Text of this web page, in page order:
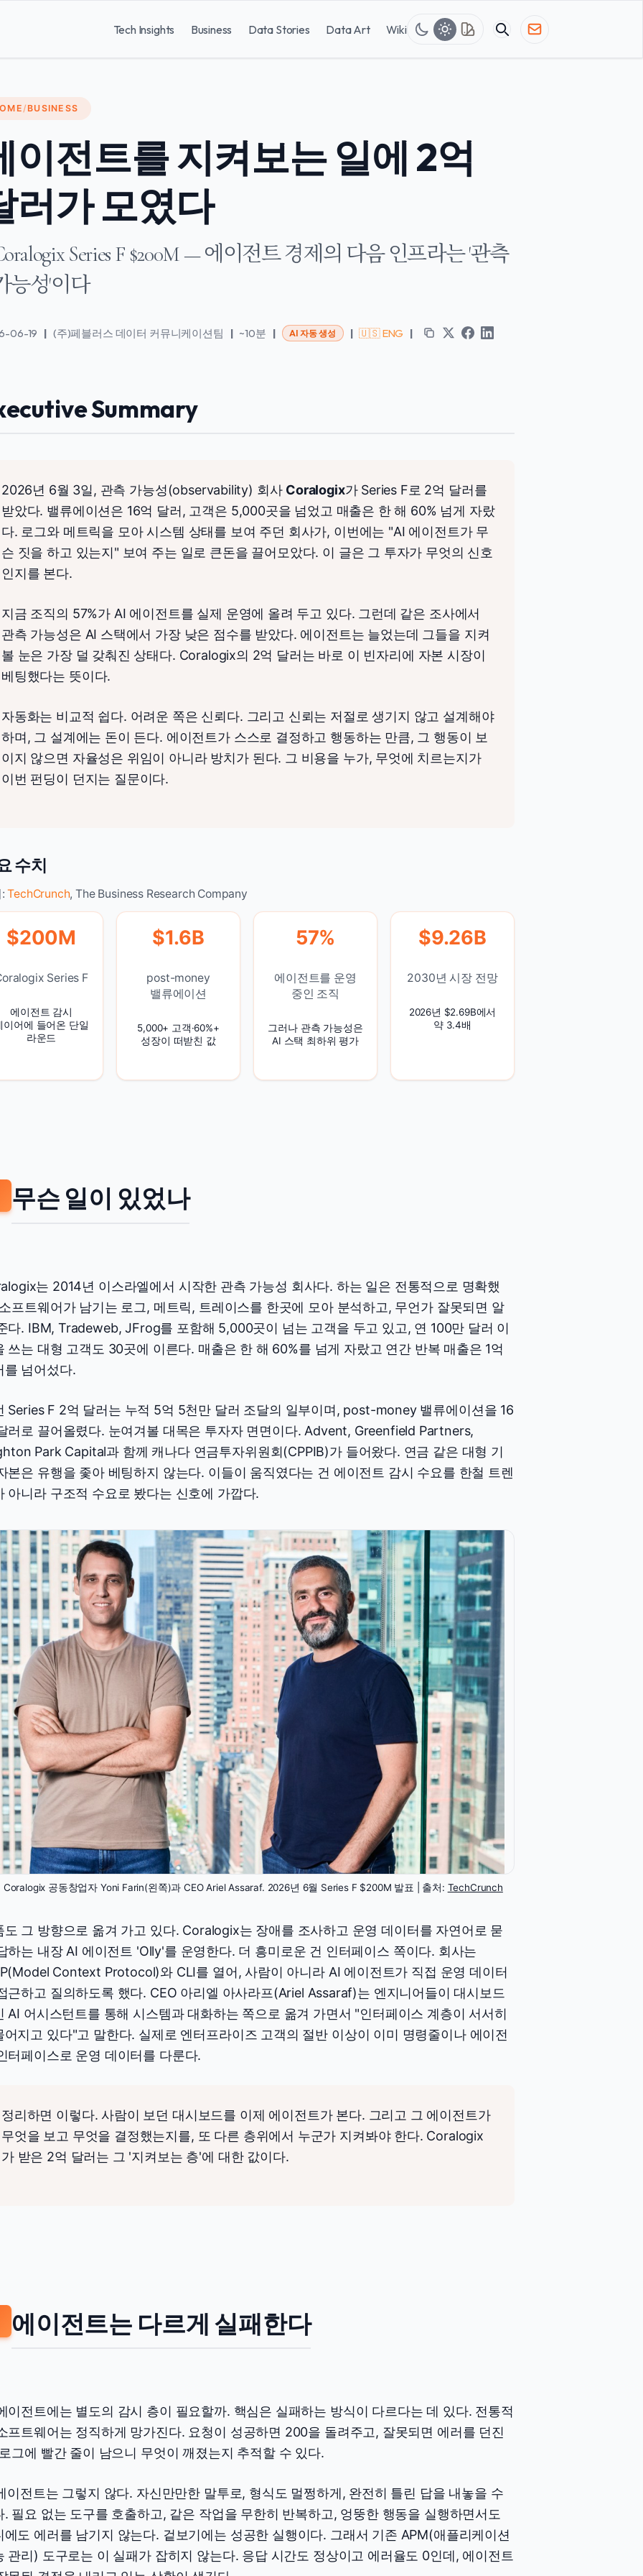
Tech Insights Business Data Stories Data Art Wiki
/BUSINESS
이전트를 지켜보는 일에 2억
러가 모였다
Series F $200M — 에이전트 경제의 다음 인프라는 '관측
능성'이다
06-19 | (주)페블러스 데이터 커뮤니케이션팀 | ~10분 | AI 자동 생성 | 🇺🇸 ENG |
Summary
2026년 6월 3일, 관측 가능성(observability) 회사 Coralogix가 Series F로 2억 달러를
받았다. 밸류에이션은 16억 달러, 고객은 5,000곳을 넘었고 매출은 한 해 60% 넘게 자랐
다. 로그와 메트릭을 모아 시스템 상태를 보여 주던 회사가, 이번에는 "AI 에이전트가 무
슨 짓을 하고 있는지" 보여 주는 일로 큰돈을 끌어모았다. 이 글은 그 투자가 무엇의 신호
인지를 본다.
지금 조직의 57%가 AI 에이전트를 실제 운영에 올려 두고 있다. 그런데 같은 조사에서
관측 가능성은 AI 스택에서 가장 낮은 점수를 받았다. 에이전트는 늘었는데 그들을 지켜
볼 눈은 가장 덜 갖춰진 상태다. Coralogix의 2억 달러는 바로 이 빈자리에 자본 시장이
베팅했다는 뜻이다.
자동화는 비교적 쉽다. 어려운 쪽은 신뢰다. 그리고 신뢰는 저절로 생기지 않고 설계해야
하며, 그 설계에는 돈이 든다. 에이전트가 스스로 결정하고 행동하는 만큼, 그 행동이 보
이지 않으면 자율성은 위임이 아니라 방치가 된다. 그 비용을 누가, 무엇에 치르는지가
이번 펀딩이 던지는 질문이다.
수치
:TechCrunch, The Business Research Company
$200M
Series F
에이전트 감시
이어에 들어온 단일
라운드
$1.6B
post-money
밸류에이션
5,000+ 고객·60%+
성장이 떠받친 값
57%
에이전트를 운영
중인 조직
그러나 관측 가능성은
AI 스택 최하위 평가
$9.26B
2030년 시장 전망
2026년 $2.69B에서
약 3.4배
무슨 일이 있었나
는 2014년 이스라엘에서 시작한 관측 가능성 회사다. 하는 일은 전통적으로 명확했
프트웨어가 남기는 로그, 메트릭, 트레이스를 한곳에 모아 분석하고, 무언가 잘못되면 알
다. IBM, Tradeweb, JFrog를 포함해 5,000곳이 넘는 고객을 두고 있고, 연 100만 달러 이
쓰는 대형 고객도 30곳에 이른다. 매출은 한 해 60%를 넘게 자랐고 연간 반복 매출은 1억
를 넘어섰다.
Series F 2억 달러는 누적 5억 5천만 달러 조달의 일부이며, post-money 밸류에이션을 16
러로 끌어올렸다. 눈여겨볼 대목은 투자자 면면이다. Advent, Greenfield Partners,
Park Capital과 함께 캐나다 연금투자위원회(CPPIB)가 들어왔다. 연금 같은 대형 기
본은 유행을 좇아 베팅하지 않는다. 이들이 움직였다는 건 에이전트 감시 수요를 한철 트렌
아니라 구조적 수요로 봤다는 신호에 가깝다.
공동창업자 Yoni Farin(왼쪽)과 CEO Ariel Assaraf. 2026년 6월 Series F $200M 발표 | 출처: TechCrunch
도 그 방향으로 옮겨 가고 있다. Coralogix는 장애를 조사하고 운영 데이터를 자연어로 묻
하는 내장 AI 에이전트 'Olly'를 운영한다. 더 흥미로운 건 인터페이스 쪽이다. 회사는
Context Protocol)와 CLI를 열어, 사람이 아니라 AI 에이전트가 직접 운영 데이터
근하고 질의하도록 했다. CEO 아리엘 아사라프(Ariel Assaraf)는 엔지니어들이 대시보드
AI 어시스턴트를 통해 시스템과 대화하는 쪽으로 옮겨 가면서 "인터페이스 계층이 서서히
어지고 있다"고 말한다. 실제로 엔터프라이즈 고객의 절반 이상이 이미 명령줄이나 에이전
터페이스로 운영 데이터를 다룬다.
정리하면 이렇다. 사람이 보던 대시보드를 이제 에이전트가 본다. 그리고 그 에이전트가
무엇을 보고 무엇을 결정했는지를, 또 다른 층위에서 누군가 지켜봐야 한다. Coralogix
가 받은 2억 달러는 그 '지켜보는 층'에 대한 값이다.
에이전트는 다르게 실패한다
이전트에는 별도의 감시 층이 필요할까. 핵심은 실패하는 방식이 다르다는 데 있다. 전통적
프트웨어는 정직하게 망가진다. 요청이 성공하면 200을 돌려주고, 잘못되면 에러를 던진
그에 빨간 줄이 남으니 무엇이 깨졌는지 추적할 수 있다.
이전트는 그렇지 않다. 자신만만한 말투로, 형식도 멀쩡하게, 완전히 틀린 답을 내놓을 수
. 필요 없는 도구를 호출하고, 같은 작업을 무한히 반복하고, 엉뚱한 행동을 실행하면서도
에도 에러를 남기지 않는다. 겉보기에는 성공한 실행이다. 그래서 기존 APM(애플리케이션
관리) 도구로는 이 실패가 잡히지 않는다. 응답 시간도 정상이고 에러율도 0인데, 에이전트